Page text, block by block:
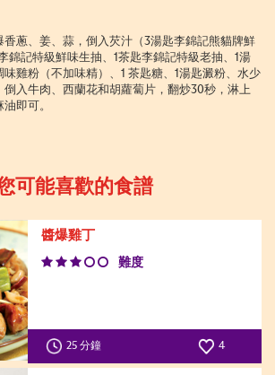
香蔥、姜、蒜，倒入芡汁（3湯匙李錦記熊貓牌鮮
錦記特級鮮味生抽、1茶匙李錦記特級老抽、1湯
味雞粉（不加味精）、1 茶匙糖、1湯匙澱粉、水少
倒入牛肉、西蘭花和胡蘿蔔片，翻炒30秒，淋上
即可。
可能喜歡的食譜
醬爆雞丁
難度
25 分鐘 4